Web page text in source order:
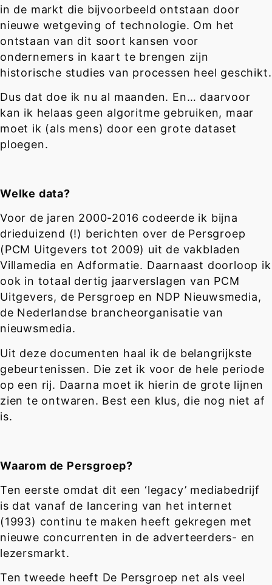
in de markt die bijvoorbeeld ontstaan door
nieuwe wetgeving of technologie. Om het
ontstaan van dit soort kansen voor
ondernemers in kaart te brengen zijn
historische studies van processen heel geschikt.
Dus dat doe ik nu al maanden. En… daarvoor
kan ik helaas geen algoritme gebruiken, maar
moet ik (als mens) door een grote dataset
ploegen.
Welke data?
Voor de jaren 2000-2016 codeerde ik bijna
drieduizend (!) berichten over de Persgroep
(PCM Uitgevers tot 2009) uit de vakbladen
Villamedia en Adformatie. Daarnaast doorloop ik
ook in totaal dertig jaarverslagen van PCM
Uitgevers, de Persgroep en NDP Nieuwsmedia,
de Nederlandse brancheorganisatie van
nieuwsmedia.
Uit deze documenten haal ik de belangrijkste
gebeurtenissen. Die zet ik voor de hele periode
op een rij. Daarna moet ik hierin de grote lijnen
zien te ontwaren. Best een klus, die nog niet af
is.
Waarom de Persgroep?
Ten eerste omdat dit een ‘legacy’ mediabedrijf
is dat vanaf de lancering van het internet
(1993) continu te maken heeft gekregen met
nieuwe concurrenten in de adverteerders- en
lezersmarkt.
Ten tweede heeft De Persgroep net als veel